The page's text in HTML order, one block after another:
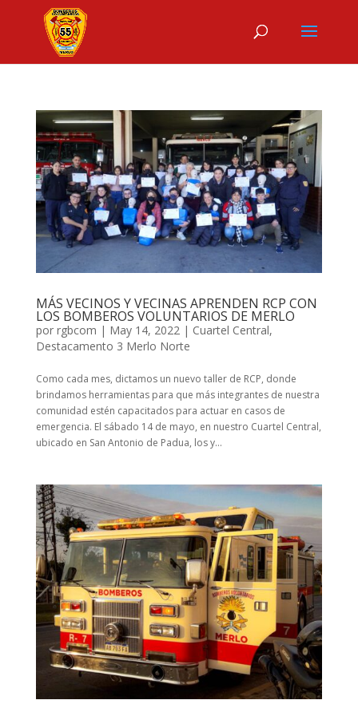
MÁS VECINOS Y VECINAS APRENDEN RCP CON
LOS BOMBEROS VOLUNTARIOS DE MERLO
por rgbcom | May 14, 2022| Cuartel Central,
Destacamento 3 Merlo Norte
Como cada mes, dictamos un nuevo taller de RCP, donde
brindamos herramientas para que más integrantes de nuestra
comunidad estén capacitados para actuar en casos de
emergencia. El sábado 14 de mayo, en nuestro Cuartel Central,
ubicado en San Antonio de Padua, los y...